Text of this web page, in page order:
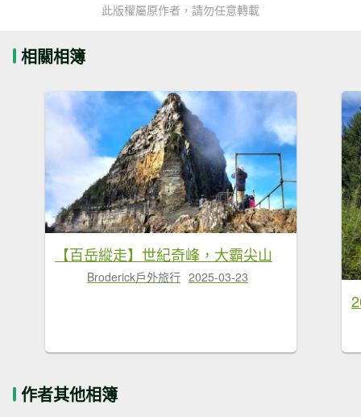
此版權屬原作者，請勿任意轉載
相關相簿
【百岳縱走】世紀奇峰，大霸尖山
Broderick戶外旅行 2025-03-23
作者其他相簿